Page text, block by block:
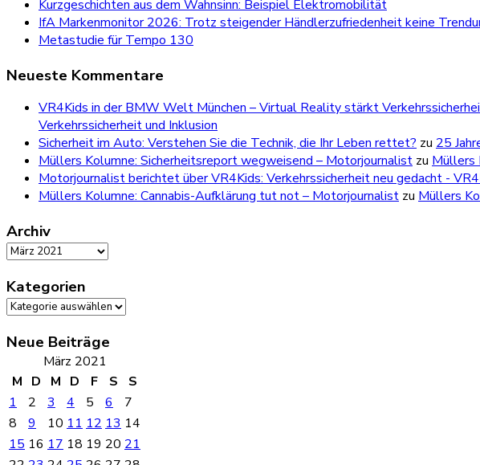
Kurzgeschichten aus dem Wahnsinn: Beispiel Elektromobilität
IfA Markenmonitor 2026: Trotz steigender Händlerzufriedenheit keine
Metastudie für Tempo 130
Neueste Kommentare
VR4Kids in der BMW Welt München – Virtual Reality stärkt
Verkehrssicherheit und Inklusion
Sicherheit im Auto: Verstehen Sie die Technik, die Ihr Leben rettet? zu 25
Müllers Kolumne: Sicherheitsreport wegweisend – Motorjournalist zu Müllers
Motorjournalist berichtet über VR4Kids: Verkehrssicherheit neu gedacht -
Müllers Kolumne: Cannabis-Aufklärung tut not – Motorjournalist zu Müllers
Archiv
Archiv
Kategorien
Kategorien
Neue Beiträge
März 2021
M D M D F S
S
1
2 3 4 5 6
7
8
9 10 11 12 13 14
15 16 17 18 19 20 21